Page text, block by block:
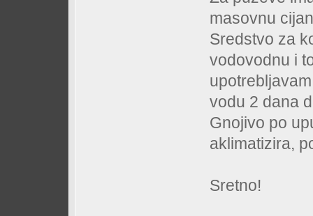
masovnu
Sredstvo za
vodovodnu i
vodu 2 dana
Gnojivo po
aklimatizira,
Sretno!